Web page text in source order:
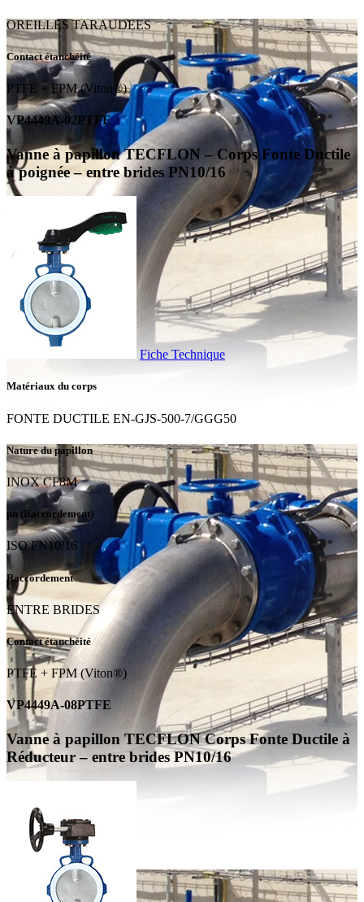
OREILLES TARAUDEES
Contact étanchéité
PTFE + FPM (Viton®)
VP4449A-02PTFE
Vanne à papillon TECFLON – Corps Fonte Ductile
à poignée – entre brides PN10/16
Fiche Technique
Matériaux du corps
FONTE DUCTILE EN-GJS-500-7/GGG50
Nature du papillon
INOX CF8M
pn (Raccordement)
ISO PN10/16
Raccordement
ENTRE BRIDES
Contact étanchéité
PTFE + FPM (Viton®)
VP4449A-08PTFE
Vanne à papillon TECFLON Corps Fonte Ductile à
Réducteur – entre brides PN10/16